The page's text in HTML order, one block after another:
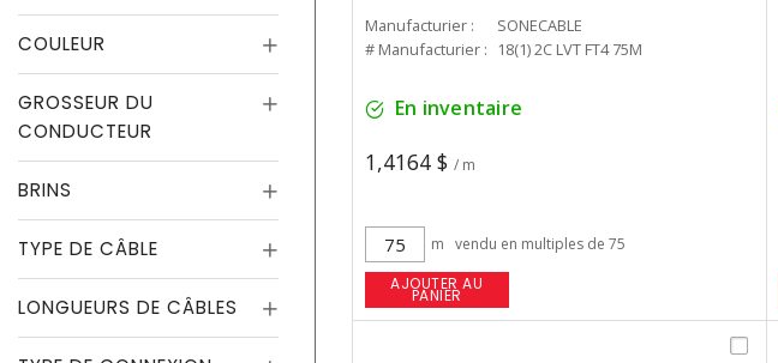
COULEUR
GROSSEUR DU
CONDUCTEUR
BRINS
TYPE DE CÂBLE
LONGUEURS DE CÂBLES
Manufacturier :
SONECABLE
# Manufacturier :
18(1) 2C LVT FT4 75M
En inventaire
1,4164 $ / m
m vendu en multiples de 75
AJOUTER AU
PANIER